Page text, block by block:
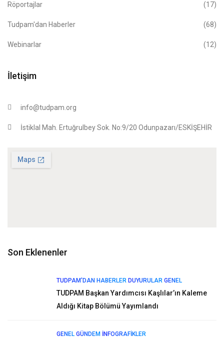
Röportajlar (17)
Tudpam'dan Haberler (68)
Webinarlar (12)
İletişim
info@tudpam.org
İstiklal Mah. Ertuğrulbey Sok. No:9/20 Odunpazarı/ESKİŞEHİR
Son Eklenenler
TUDPAM'DAN HABERLER DUYURULAR GENEL
TUDPAM Başkan Yardımcısı Kaşlılar’ın Kaleme
Aldığı Kitap Bölümü Yayımlandı
GENEL GÜNDEM İNFOGRAFIKLER